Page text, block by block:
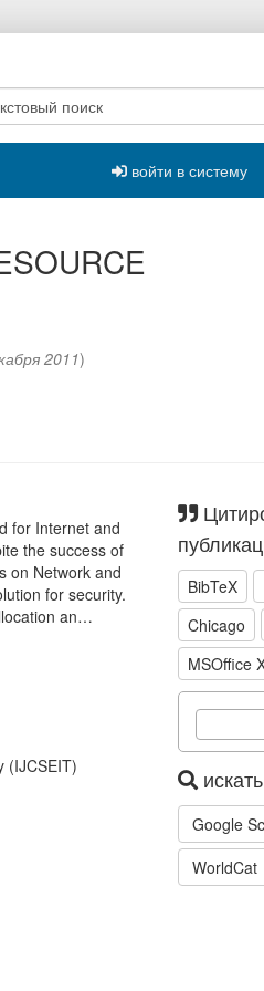
войти в систему
2011)
for Internet and
the success of
on Network and
for security.
an…
(IJCSEIT)
BibTeX
Chicago
MSOffice
Google
WorldCat